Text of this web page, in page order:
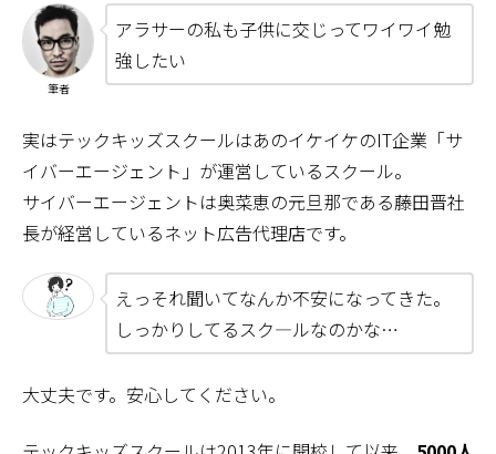
筆者
アラサーの私も子供に交じってワイワイ勉
強したい
実はテックキッズスクールはあのイケイケのIT企業「サ
イバーエージェント」が運営しているスクール。
サイバーエージェントは奥菜恵の元旦那である藤田晋社
長が経営しているネット広告代理店です。
えっそれ聞いてなんか不安になってきた。
しっかりしてるスク―ルなのかな…
大丈夫です。安心してください。